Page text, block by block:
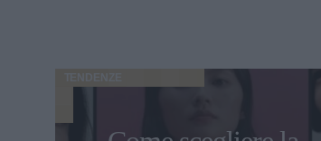
TENDENZE